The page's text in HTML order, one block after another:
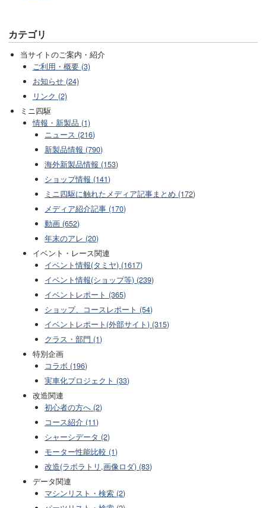
カテゴリ
当サイトのご案内・紹介
ご利用・概要 (3)
お知らせ (24)
リンク (2)
ミニ四駆
情報・新製品 (1)
ニュース (216)
新製品情報 (790)
海外新製品情報 (153)
ショップ情報 (141)
ミニ四駆に触れたメディア記事まとめ (172)
メディア紹介記事 (170)
動画 (652)
年末のアレ (20)
イベント・レース関連
イベント情報(タミヤ) (1617)
イベント情報(ショップ等) (239)
イベントレポート (365)
ショップ、コースレポート (54)
イベントレポート(外部サイト) (315)
クラス・部門 (1)
特別企画
コラボ (196)
実車化プロジェクト (33)
改造関連
初心者の方へ (2)
コース紹介 (11)
シャーシデータ (2)
モーター性能比較 (1)
改造(ラボラトリ,画像ロダ) (83)
データ関連
マシンリスト・検索 (2)